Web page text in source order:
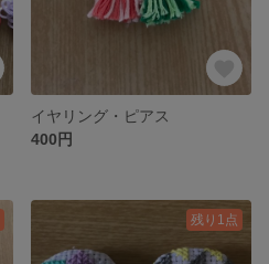
イヤリング・ピアス
400円
残り1点